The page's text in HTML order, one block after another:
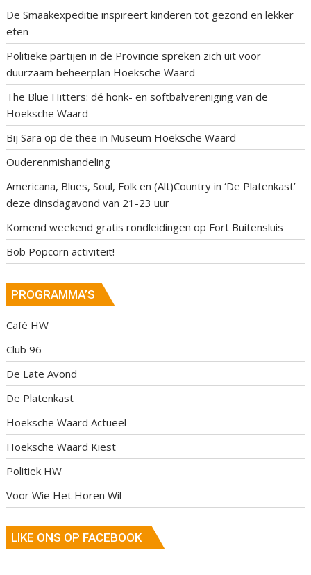
De Smaakexpeditie inspireert kinderen tot gezond en lekker
eten
Politieke partijen in de Provincie spreken zich uit voor
duurzaam beheerplan Hoeksche Waard
The Blue Hitters: dé honk- en softbalvereniging van de
Hoeksche Waard
Bij Sara op de thee in Museum Hoeksche Waard
Ouderenmishandeling
Americana, Blues, Soul, Folk en (Alt)Country in ‘De Platenkast’
deze dinsdagavond van 21-23 uur
Komend weekend gratis rondleidingen op Fort Buitensluis
Bob Popcorn activiteit!
PROGRAMMA’S
Café HW
Club 96
De Late Avond
De Platenkast
Hoeksche Waard Actueel
Hoeksche Waard Kiest
Politiek HW
Voor Wie Het Horen Wil
LIKE ONS OP FACEBOOK